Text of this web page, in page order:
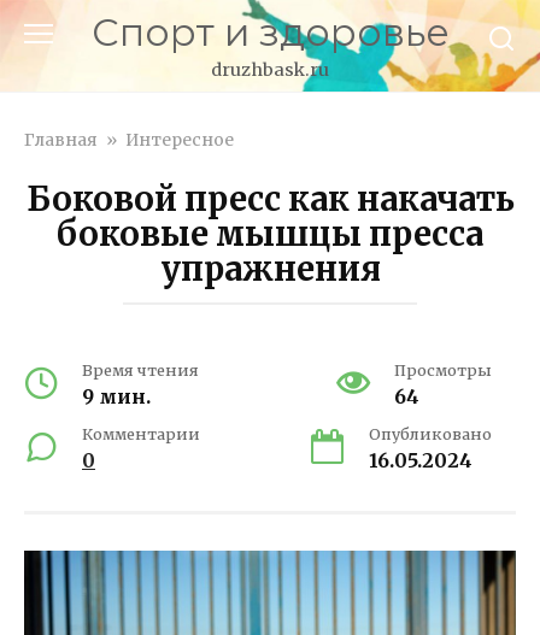
Спорт и здоровье
druzhbask.ru
Главная » Интересное
Боковой пресс как накачать
боковые мышцы пресса
упражнения
Время чтения
9 мин.
Просмотры
64
Комментарии
0
Опубликовано
16.05.2024